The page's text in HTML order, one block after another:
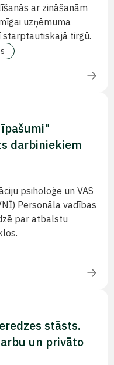
ar zināšanām
uzņēmuma
tirgū.
darbiniekiem
psiholoģe un VAS
‬Personāla vadības
par atbalstu
stāsts.
un privāto